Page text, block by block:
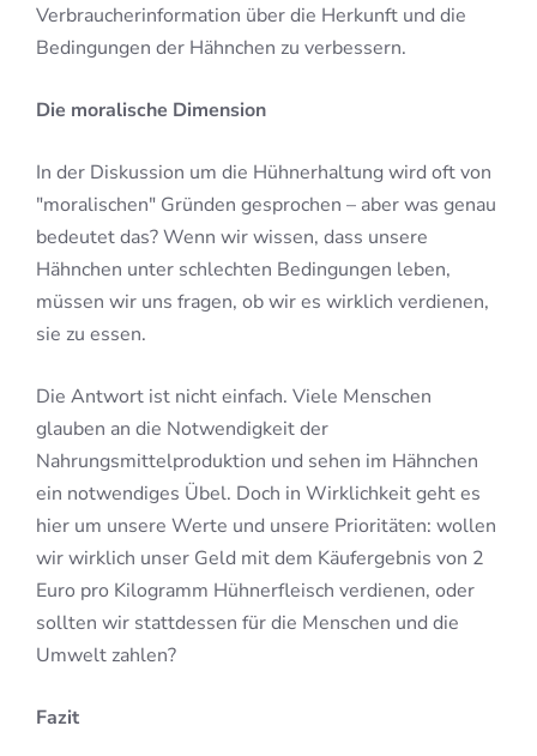
Verbraucherinformation über die Herkunft und die
Bedingungen der Hähnchen zu verbessern.
Die moralische Dimension
In der Diskussion um die Hühnerhaltung wird oft von
"moralischen" Gründen gesprochen – aber was genau
bedeutet das? Wenn wir wissen, dass unsere
Hähnchen unter schlechten Bedingungen leben,
müssen wir uns fragen, ob wir es wirklich verdienen,
sie zu essen.
Die Antwort ist nicht einfach. Viele Menschen
glauben an die Notwendigkeit der
Nahrungsmittelproduktion und sehen im Hähnchen
ein notwendiges Übel. Doch in Wirklichkeit geht es
hier um unsere Werte und unsere Prioritäten: wollen
wir wirklich unser Geld mit dem Käufergebnis von 2
Euro pro Kilogramm Hühnerfleisch verdienen, oder
sollten wir stattdessen für die Menschen und die
Umwelt zahlen?
Fazit